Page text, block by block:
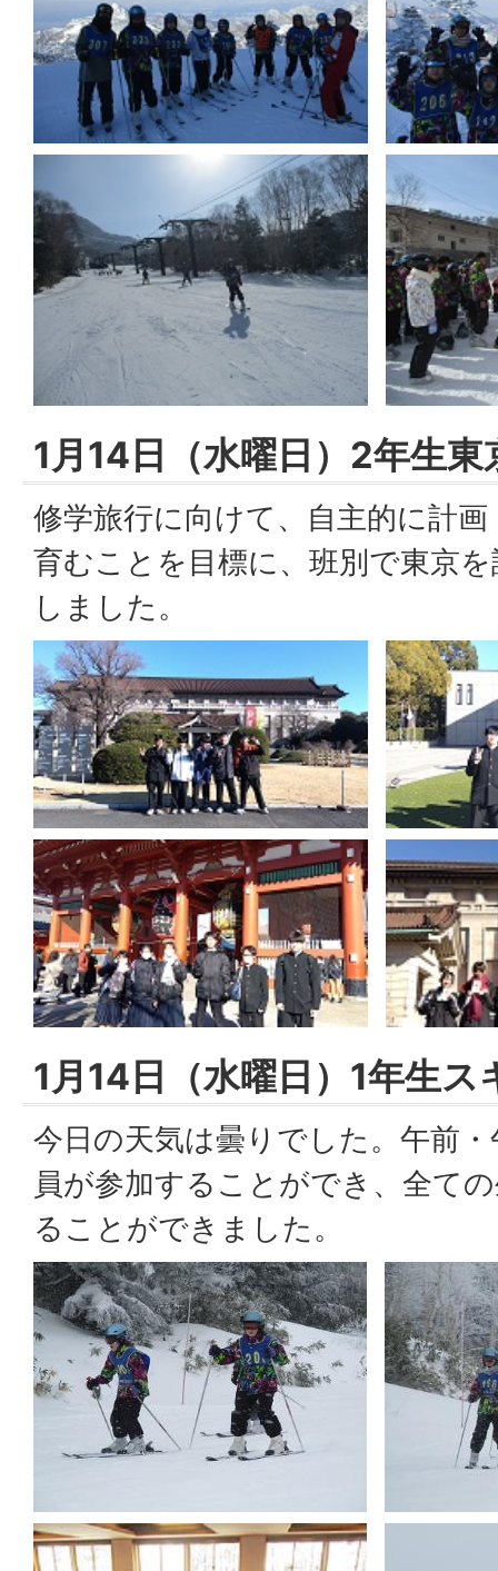
1月14日（水曜日）2年生東
修学旅行に向けて、自主的に計
育むことを目標に、班別で東京
しました。
1月14日（水曜日）1年生ス
今日の天気は曇りでした。午前
員が参加することができ、全て
ることができました。